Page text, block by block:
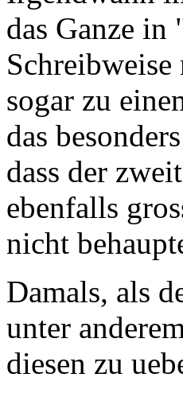
das Ganze
sogar zu
das
dass der
ebenfalls
nicht
Damals, als
unter
diesen zu